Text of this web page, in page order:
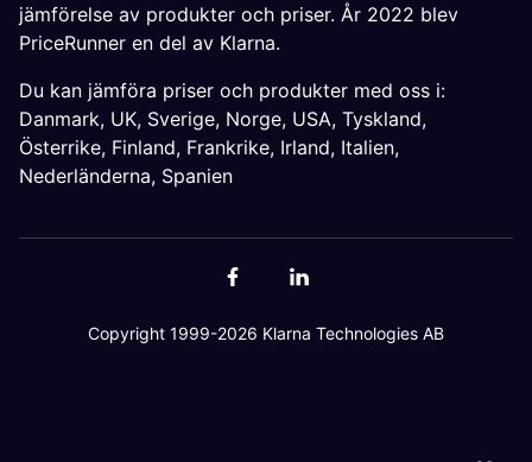
jämförelse av produkter och priser. År 2022 blev
PriceRunner en del av Klarna.
Du kan jämföra priser och produkter med oss i:
Danmark, UK, Sverige, Norge, USA, Tyskland,
Österrike, Finland, Frankrike, Irland, Italien,
Nederländerna, Spanien
Copyright 1999-2026 Klarna Technologies AB